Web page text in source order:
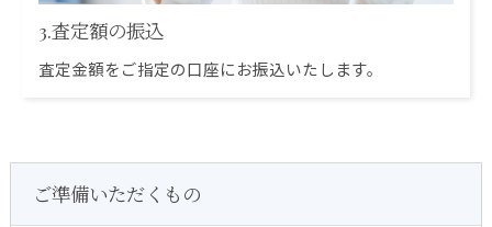
3.査定額の振込
査定金額をご指定の口座にお振込いたします。
ご準備いただくもの